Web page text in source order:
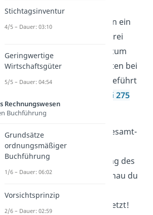
Welches der beiden Verfahren ein
Unternehmen wählt, ist ihm frei
überlassen, denn sie führen zum
selben Ergebnis . Welche Posten bei
beiden Verfahren jeweils angeführt
§ 275
Abs. 2 und 3 HGB
DerUnterschied
zwischen Gesamt-
und Umsatzkostenverfahren
besteht nur in der Berechnung des
Betriebsergebnisses
. Wie genau du
das bei beiden Verfahren
berechnest, erklären wir dir jetzt!
Stichtagsinventur
4/5 – Dauer: 03:10
Geringwertige
Wirtschaftsgüter
5/5 – Dauer: 04:54
Rechnungswesen
Buchführung
Grundsätze
ordnungsmäßiger
Buchführung
1/6 – Dauer: 06:02
Vorsichtsprinzip
2/6 – Dauer: 02:59